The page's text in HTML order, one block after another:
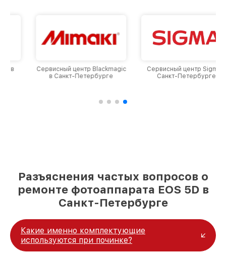
Сервисный центр Blackmagic
в Санкт-Петербурге
Сервисный центр Sigma в
Санкт-Петербурге
Разъяснения частых вопросов о
ремонте фотоаппарата EOS 5D в
Санкт-Петербурге
Какие именно комплектующие
используются при починке?